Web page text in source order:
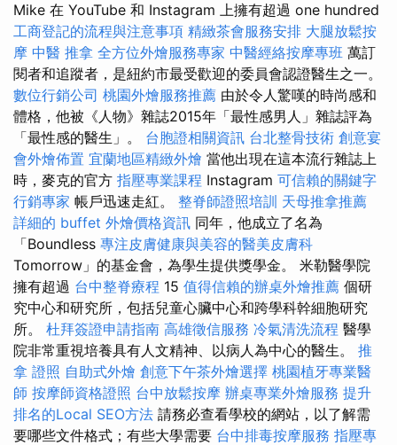
Mike 在 YouTube 和 Instagram 上擁有超過 one hundred
工商登記的流程與注意事項 精緻茶會服務安排 大腿放鬆按
摩 中醫 推拿 全方位外燴服務專家 中醫經絡按摩專班 萬訂
閱者和追蹤者，是紐約市最受歡迎的委員會認證醫生之一。
數位行銷公司 桃園外燴服務推薦 由於令人驚嘆的時尚感和
體格，他被《人物》雜誌2015年「最性感男人」雜誌評為
「最性感的醫生」。 台胞證相關資訊 台北整骨技術 創意宴
會外燴佈置 宜蘭地區精緻外燴 當他出現在這本流行雜誌上
時，麥克的官方 指壓專業課程 Instagram 可信賴的關鍵字
行銷專家 帳戶迅速走紅。 整脊師證照培訓 天母推拿推薦
詳細的 buffet 外燴價格資訊 同年，他成立了名為
「Boundless 專注皮膚健康與美容的醫美皮膚科
Tomorrow」的基金會，為學生提供獎學金。 米勒醫學院
擁有超過 台中整脊療程 15 值得信賴的辦桌外燴推薦 個研
究中心和研究所，包括兒童心臟中心和跨學科幹細胞研究
所。 杜拜簽證申請指南 高雄徵信服務 冷氣清洗流程 醫學
院非常重視培養具有人文精神、以病人為中心的醫生。 推
拿 證照 自助式外燴 創意下午茶外燴選擇 桃園植牙專業醫
師 按摩師資格證照 台中放鬆按摩 辦桌專業外燴服務 提升
排名的Local SEO方法 請務必查看學校的網站，以了解需
要哪些文件格式；有些大學需要 台中排毒按摩服務 指壓專